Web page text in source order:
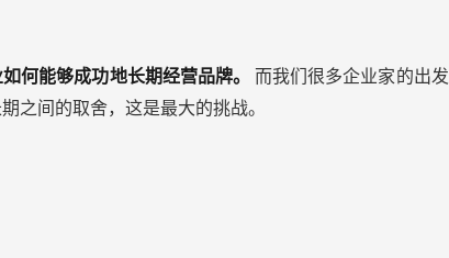
何能够成功地长期经营品牌。 而我们很多企业家的出发
之间的取舍，这是最大的挑战。